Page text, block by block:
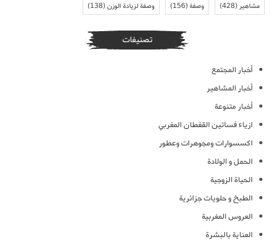
مشاهير(428) وصفة(156) وصفة لزيادة الوزن(138)
تصنيفات
أخبار المجتمع
أخبار المشاهير
أخبار متنوعة
ازياء فساتين القفطان المغربي
اكسسوارات ومجوهرات وعطور
الحمل و الولادة
الحياة الزوجية
الطبخ و حلويات جزائرية
العروس المغربية
العناية بالبشرة